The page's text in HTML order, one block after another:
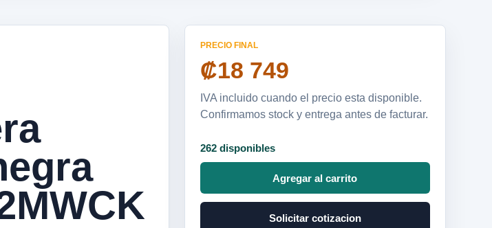
PRECIO FINAL
₡18 749
IVA incluido cuando el precio esta disponible.
Confirmamos stock y entrega antes de facturar.
262 disponibles
Agregar al carrito
Solicitar cotizacion